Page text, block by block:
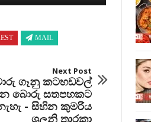
MAIL
Next Post
ගෑනු කටහඩවල්
බොරු සතපහකට
- සිහින කුමරිය
ශලනි තාරකා